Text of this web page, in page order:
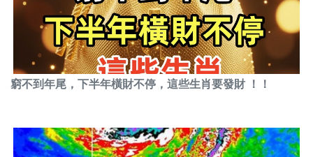
窮不到年尾，下半年橫財不停，這些生肖要發財 ！！